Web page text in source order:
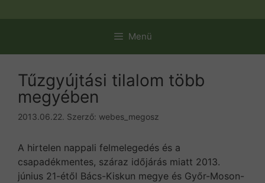
Menü
Tűzgyújtási tilalom több
megyében
2013.06.22. Szerző: webes_megosz
A hirtelen nappali felmelegedés és a
csapadékmentes, száraz időjárás miatt 2013.
június 21-étől Bács-Kiskun megye és Győr-Moson-